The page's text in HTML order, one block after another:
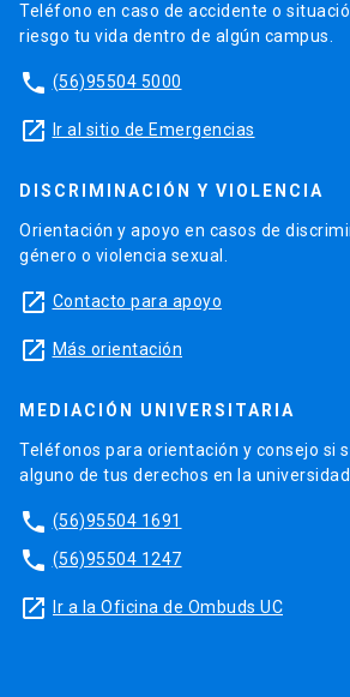
Teléfono en caso de accidente o
riesgo tu vida dentro de algún campus.
phone (56)95504 5000
launch Ir al sitio de Emergencias
DISCRIMINACIÓN Y VIOLENCIA
Orientación y apoyo en casos de
género o violencia sexual.
launch Contacto para apoyo
launch Más orientación
MEDIACIÓN UNIVERSITARIA
Teléfonos para orientación y consejo si
alguno de tus derechos en la
phone (56)95504 1691
phone (56)95504 1247
launch Ir a la Oficina de Ombuds UC